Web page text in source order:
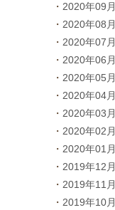
2020年09月
2020年08月
2020年07月
2020年06月
2020年05月
2020年04月
2020年03月
2020年02月
2020年01月
2019年12月
2019年11月
2019年10月